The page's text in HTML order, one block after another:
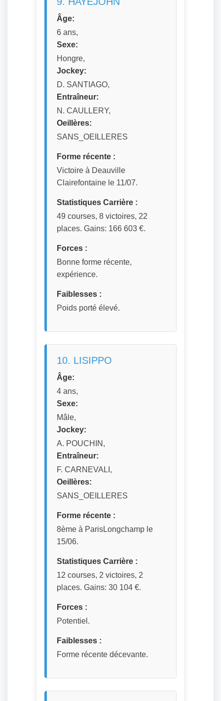
Âge:
6 ans,
Sexe:
Hongre,
Jockey:
D. SANTIAGO,
Entraîneur:
N. CAULLERY,
Oeillères:
SANS_OEILLERES
Forme récente :
Victoire à Deauville
Clairefontaine le 11/07.
Statistiques Carrière :
49 courses, 8 victoires, 22
places. Gains: 166 603 €.
Forces :
Bonne forme récente,
expérience.
Faiblesses :
Poids porté élevé.
10. LISIPPO
Âge:
4 ans,
Sexe:
Mâle,
Jockey:
A. POUCHIN,
Entraîneur:
F. CARNEVALI,
Oeillères:
SANS_OEILLERES
Forme récente :
8ème à ParisLongchamp le
15/06.
Statistiques Carrière :
12 courses, 2 victoires, 2
places. Gains: 30 104 €.
Forces :
Potentiel.
Faiblesses :
Forme récente décevante.